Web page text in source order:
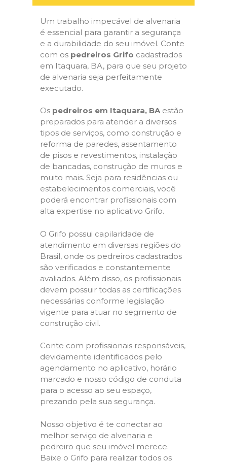
Um trabalho impecável de alvenaria
é essencial para garantir a segurança
e a durabilidade do seu imóvel. Conte
com os pedreiros Grifo cadastrados
em Itaquara, BA, para que seu projeto
de alvenaria seja perfeitamente
executado.
Os pedreiros em Itaquara, BAestão
preparados para atender a diversos
tipos de serviços, como construção e
reforma de paredes, assentamento
de pisos e revestimentos, instalação
de bancadas, construção de muros e
muito mais. Seja para residências ou
estabelecimentos comerciais, você
poderá encontrar profissionais com
alta expertise no aplicativo Grifo.
O Grifo possui capilaridade de
atendimento em diversas regiões do
Brasil, onde os pedreiros cadastrados
são verificados e constantemente
avaliados. Além disso, os profissionais
devem possuir todas as certificações
necessárias conforme legislação
vigente para atuar no segmento de
construção civil.
Conte com profissionais responsáveis,
devidamente identificados pelo
agendamento no aplicativo, horário
marcado e nosso código de conduta
para o acesso ao seu espaço,
prezando pela sua segurança.
Nosso objetivo é te conectar ao
melhor serviço de alvenaria e
pedreiro que seu imóvel merece.
Baixe o Grifo para realizar todos os